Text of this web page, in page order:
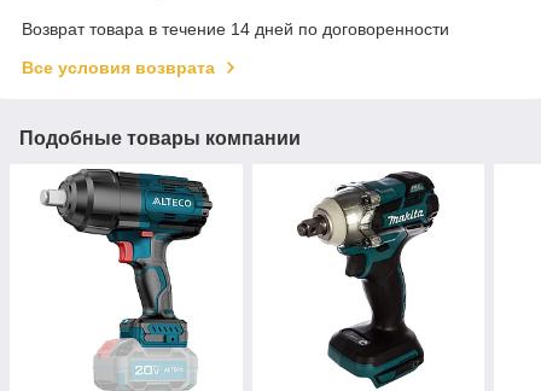
Возврат товара в течение 14 дней по договоренности
Все условия возврата
Подобные товары компании